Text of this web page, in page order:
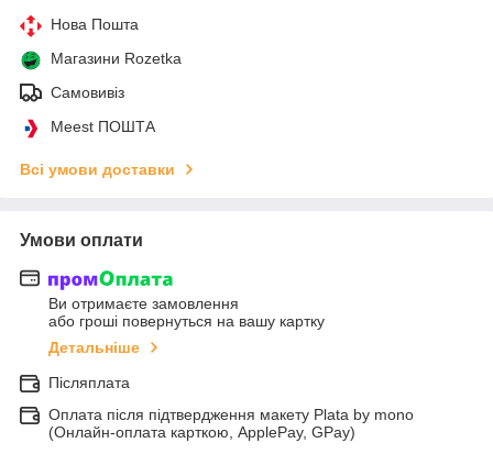
Нова Пошта
Магазини Rozetka
Самовивіз
Meest ПОШТА
Всі умови доставки
Умови оплати
Ви отримаєте замовлення
або гроші повернуться на вашу картку
Детальніше
Післяплата
Оплата після підтвердження макету Plata by mono
(Онлайн-оплата карткою, ApplePay, GPay)